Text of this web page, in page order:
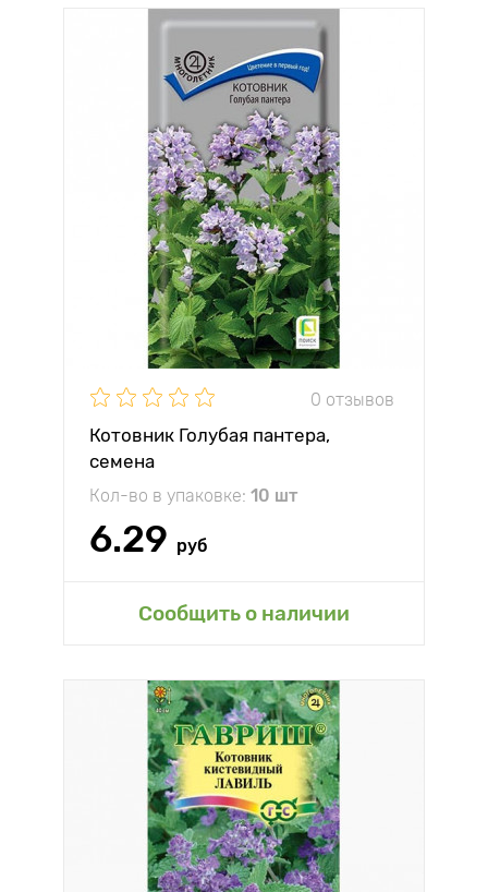
0 отзывов
Котовник Голубая пантера,
семена
Кол-во в упаковке: 10 шт
6.29 руб
Сообщить о наличии